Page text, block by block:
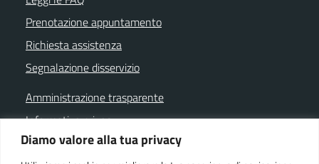
Diamo valore alla tua privacy
Prenotazione appuntamento
Richiesta assistenza
Segnalazione disservizio
Amministrazione trasparente
Informativa privacy
Note legali